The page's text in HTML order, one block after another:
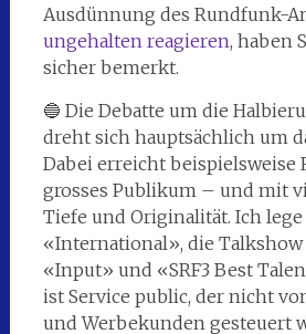
Ausdünnung des Rundfunk-
ungehalten reagieren, haben
sicher bemerkt.
🔵 Die Debatte um die
dreht sich hauptsächlich um
Dabei erreicht beispielsweise
grosses Publikum – und mit
Tiefe und Originalität. Ich
«International», die
«Input» und «SRF3 Best
ist Service public, der nicht
und Werbekunden gesteuert